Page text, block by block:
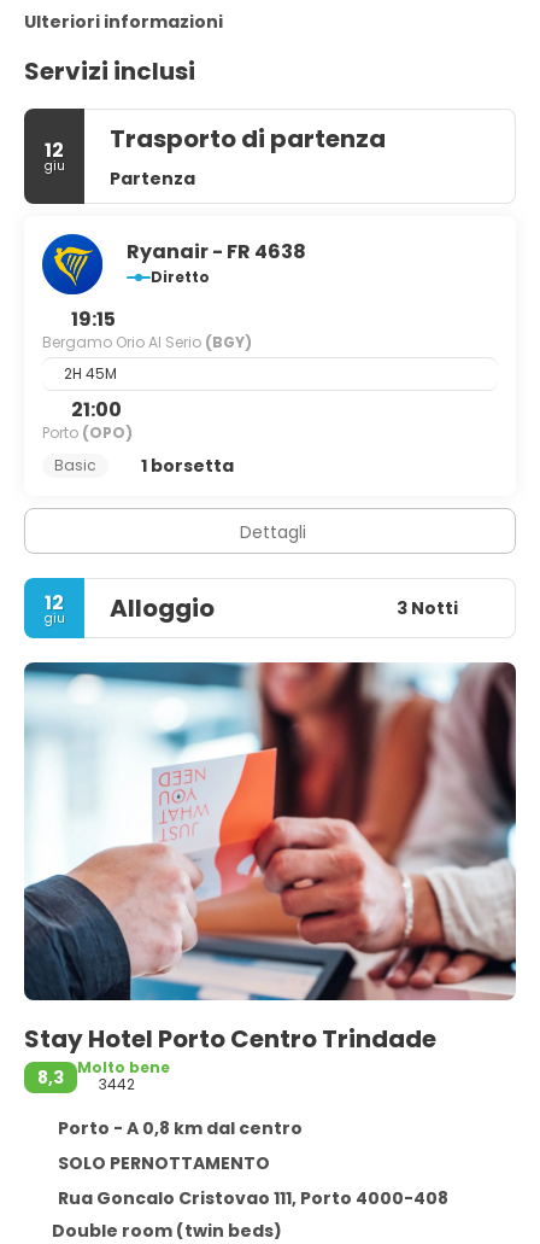
Ulteriori informazioni
Servizi inclusi
12
giu
Trasporto di partenza
Partenza
Ryanair - FR 4638
Diretto
19:15
Bergamo Orio Al Serio (BGY)
2H 45M
21:00
Porto (OPO)
Basic
1 borsetta
Dettagli
12
giu Alloggio 3 Notti
Stay Hotel Porto Centro Trindade
8,3
Molto bene
3442
Porto - A 0,8 km dal centro
SOLO PERNOTTAMENTO
Rua Goncalo Cristovao 111, Porto 4000-408
Double room (twin beds)